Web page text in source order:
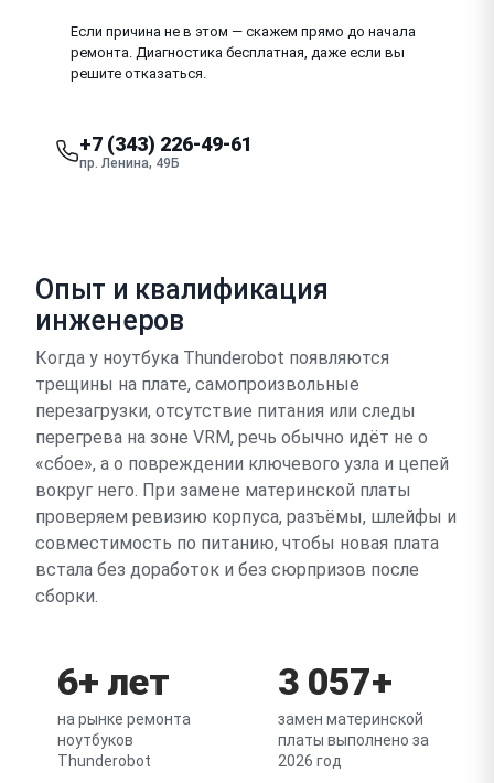
Если причина не в этом — скажем прямо до начала
ремонта. Диагностика бесплатная, даже если вы
решите отказаться.
+7 (343) 226-49-61
пр. Ленина, 49Б
Опыт и квалификация
инженеров
Когда у ноутбука Thunderobot появляются
трещины на плате, самопроизвольные
перезагрузки, отсутствие питания или следы
перегрева на зоне VRM, речь обычно идёт не о
«сбое», а о повреждении ключевого узла и цепей
вокруг него. При замене материнской платы
проверяем ревизию корпуса, разъёмы, шлейфы и
совместимость по питанию, чтобы новая плата
встала без доработок и без сюрпризов после
сборки.
6+ лет
на рынке ремонта
ноутбуков
Thunderobot
3 057+
замен материнской
платы выполнено за
2026 год